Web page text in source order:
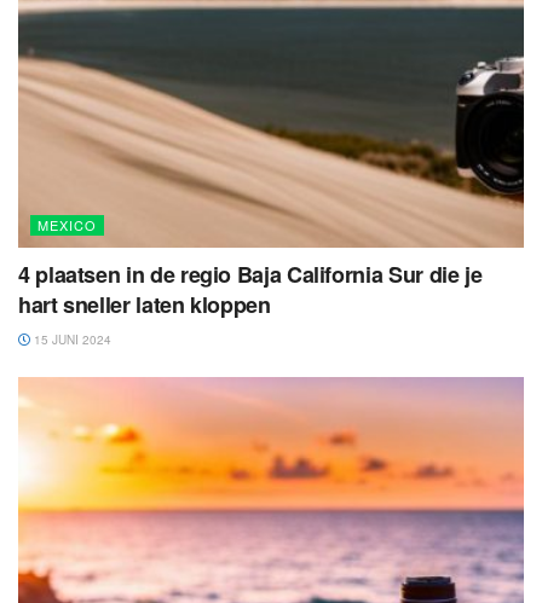
MEXICO
4 plaatsen in de regio Baja California Sur die je
hart sneller laten kloppen
15 JUNI 2024